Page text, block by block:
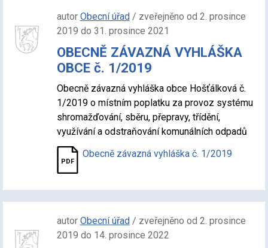
autor Obecní úřad/ zveřejněno od 2. prosince
2019 do 31. prosince 2021
OBECNĚ ZÁVAZNÁ VYHLÁŠKA
OBCE č. 1/2019
Obecně závazná vyhláška obce Hošťálková č.
1/2019 o místním poplatku za provoz systému
shromažďování, sběru, přepravy, třídění,
využívání a odstraňování komunálních odpadů
Obecně závazná vyhláška č. 1/2019
autor Obecní úřad/ zveřejněno od 2. prosince
2019 do 14. prosince 2022